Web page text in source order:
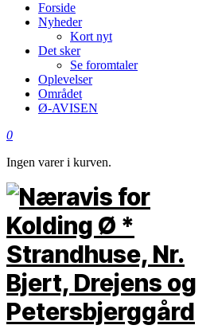
Forside
Nyheder
Kort nyt
Det sker
Se foromtaler
Oplevelser
Området
Ø-AVISEN
0
Ingen varer i kurven.